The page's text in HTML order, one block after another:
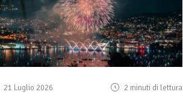
21 Luglio 2026 2 minuti di lettura